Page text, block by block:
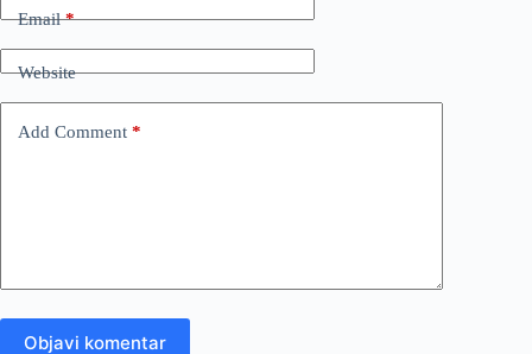
Email*
Website
Add Comment *
Objavi komentar